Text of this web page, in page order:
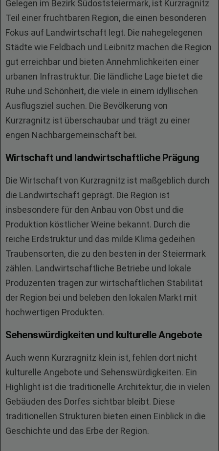
Gelegen im Bezirk Südoststeiermark, ist Kurzragnitz
Teil einer fruchtbaren Region, die einen besonderen
Fokus auf Landwirtschaft legt. Die nahegelegenen
Städte wie Feldbach und Leibnitz machen die Region
gut erreichbar und bieten Annehmlichkeiten einer
urbanen Infrastruktur. Die ländliche Lage bietet die
Ruhe und Schönheit, die viele in einem idyllischen
Ausflugsziel suchen. Die Bevölkerung von
Kurzragnitz ist überschaubar und trägt zu einer
engen Nachbargemeinschaft bei.
Wirtschaft und landwirtschaftliche Prägung
Die Wirtschaft von Kurzragnitz ist maßgeblich durch
die Landwirtschaft geprägt. Die Region ist
insbesondere für den Anbau von Obst und die
Produktion köstlicher Weine bekannt. Durch die
reiche Erdstruktur und das milde Klima gedeihen
Traubensorten, die zu den besten in der Steiermark
zählen. Landwirtschaftliche Betriebe und lokale
Produzenten tragen zur wirtschaftlichen Stabilität
der Region bei und beleben den lokalen Markt mit
hochwertigen Produkten.
Sehenswürdigkeiten und kulturelle Angebote
Auch wenn Kurzragnitz klein ist, fehlen dort nicht
kulturelle Angebote und Sehenswürdigkeiten. Ein
Highlight ist die traditionelle Architektur, die in vielen
Gebäuden des Dorfes sichtbar bleibt. Diese
traditionellen Strukturen bieten einen Einblick in die
Geschichte und das Erbe der Region.